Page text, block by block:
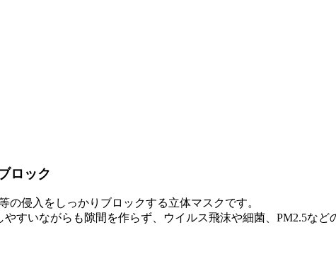
ロック
侵入をしっかりブロックする立体マスクです。
すいながらも隙間を作らず、ウイルス飛沫や細菌、PM2.5など